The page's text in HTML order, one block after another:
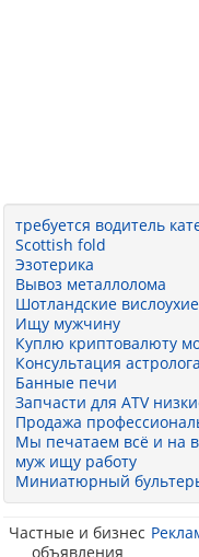
требуется водитель
Scottish fold
Эзотерика
Вывоз металлолома
Шотландские
Ищу мужчину
Куплю криптовалюту
Консультация астролога
Банные печи
Запчасти для ATV
Продажа
Мы печатаем всё и на
муж ищу работу
Миниатюрный
Частные и бизнес
объявления